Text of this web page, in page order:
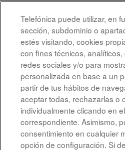
Aviso
Telefónica puede utilizar, en
sección, subdominio o
estés visitando, cookies
con fines técnicos,
redes sociales y/o para
personalizada en base a un
partir de tus hábitos de
aceptar todas, rechazarlas o
individualmente clicando en
correspondiente. Asimismo,
consentimiento en cualquier
opción de configuración. Si